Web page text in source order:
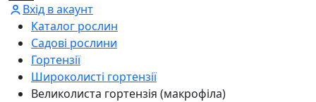
Вхід в акаунт
Каталог рослин
Садові рослини
Гортензії
Широколисті гортензії
Великолиста гортензія (макрофіла)